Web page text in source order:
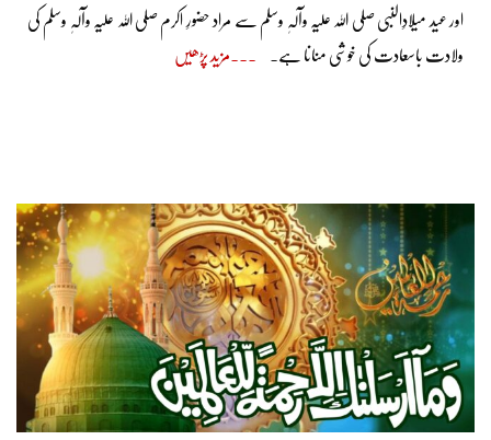
اور عید میلادِالنبی صلی اللہ علیہ وآلہٖ وسلم سے مراد حضورِ اکرم صلی اللہ علیہ وآلہٖ وسلم کی
ولادت باسعادت کی خوشی منانا ہے۔ مزید پڑھیں